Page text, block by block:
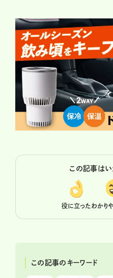
この記事はい
役に立ったわかり
この記事のキーワード